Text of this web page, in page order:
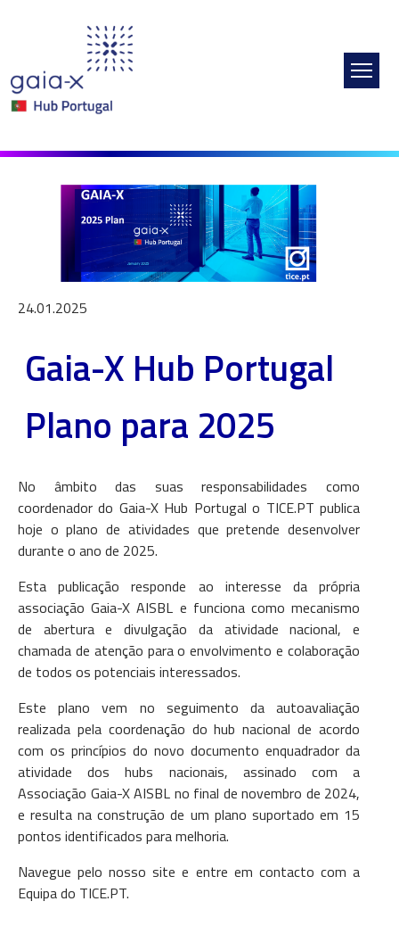
Imagem
24.01.2025
Gaia-X Hub Portugal
Plano para 2025
No âmbito das suas responsabilidades como
coordenador do Gaia-X Hub Portugal o TICE.PT publica
hoje o plano de atividades que pretende desenvolver
durante o ano de 2025.
Esta publicação responde ao interesse da própria
associação Gaia-X AISBL e funciona como mecanismo
de abertura e divulgação da atividade nacional, e
chamada de atenção para o envolvimento e colaboração
de todos os potenciais interessados.
Este plano vem no seguimento da autoavaliação
realizada pela coordenação do hub nacional de acordo
com os princípios do novo documento enquadrador da
atividade dos hubs nacionais, assinado com a
Associação Gaia-X AISBL no final de novembro de 2024,
e resulta na construção de um plano suportado em 15
pontos identificados para melhoria.
Navegue pelo nosso site e entre em contacto com a
Equipa do TICE.PT.